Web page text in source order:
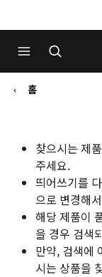
홈
찾으시는 제
주세요.
띄어쓰기를
으로 변경해
해당 제품이
을 경우 검색
만약, 검색에
시는 상품을